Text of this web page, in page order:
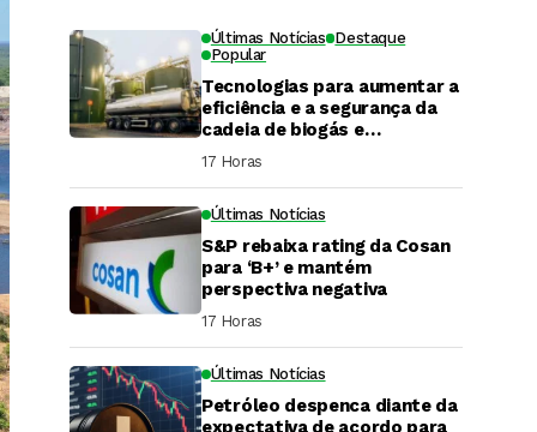
Últimas Notícias Destaque
Popular
Tecnologias para aumentar a
eficiência e a segurança da
cadeia de biogás e
biometano são destaque em
Fórum do setor
17 Horas ⁮
Últimas Notícias
S&P rebaixa rating da Cosan
para ‘B+’ e mantém
perspectiva negativa
17 Horas ⁮
Últimas Notícias
Petróleo despenca diante da
expectativa de acordo para
DaCana Cast
Fenasucro 2026